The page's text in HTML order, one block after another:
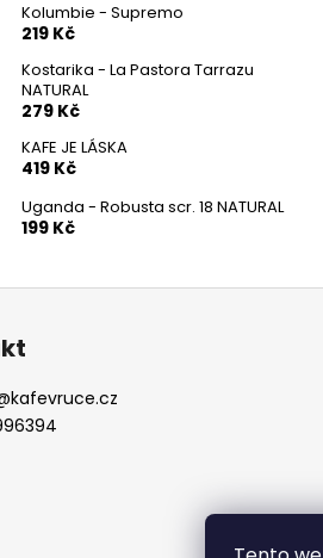
Kolumbie - Supremo
219 Kč
Kostarika - La Pastora Tarrazu
NATURAL
279 Kč
KAFE JE LÁSKA
419 Kč
Uganda - Robusta scr. 18 NATURAL
199 Kč
kafevruce.cz